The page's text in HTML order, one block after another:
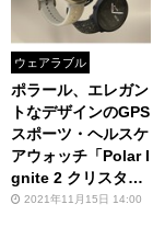
ウェアラブル
ポラール、エレガン
トなデザインのGPS
スポーツ・ヘルスケ
アウォッチ「Polar I
gnite 2 クリスタ
ル」を発売
2021年11月15日 14:00